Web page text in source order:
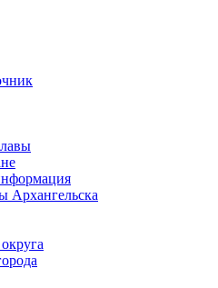
Архангельска